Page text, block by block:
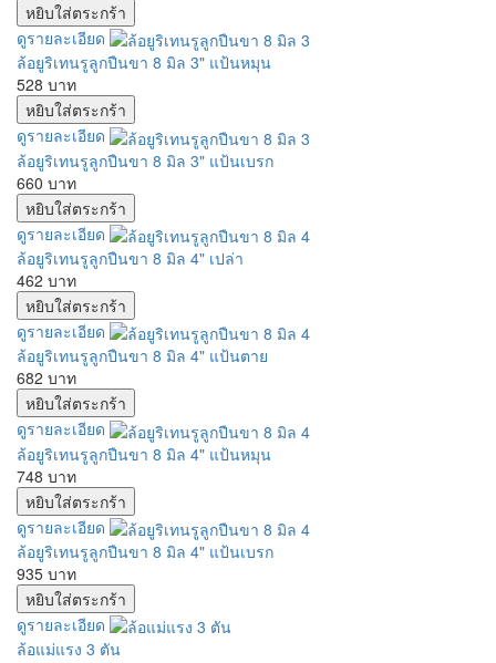
ดูรายละเอียด
ล้อยูริเทนรูลูกปืนขา 8 มิล 3" แป้นหมุน
528 บาท
ดูรายละเอียด
ล้อยูริเทนรูลูกปืนขา 8 มิล 3" แป้นเบรก
660 บาท
ดูรายละเอียด
ล้อยูริเทนรูลูกปืนขา 8 มิล 4" เปล่า
462 บาท
ดูรายละเอียด
ล้อยูริเทนรูลูกปืนขา 8 มิล 4" แป้นตาย
682 บาท
ดูรายละเอียด
ล้อยูริเทนรูลูกปืนขา 8 มิล 4" แป้นหมุน
748 บาท
ดูรายละเอียด
ล้อยูริเทนรูลูกปืนขา 8 มิล 4" แป้นเบรก
935 บาท
ดูรายละเอียด
ล้อแม่แรง 3 ตัน